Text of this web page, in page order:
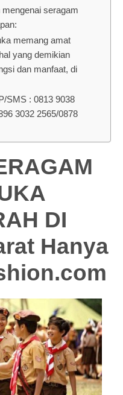
seragam
memang amat
yang demikian
dan manfaat, di
SMS : 0813 9038
3032 2565/0878
DI
Hanya